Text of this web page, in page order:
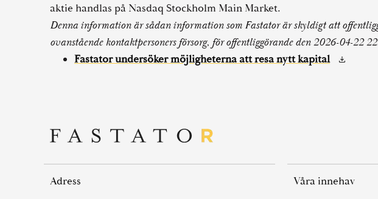
aktie handlas på Nasdaq Stockholm Main Market.
Denna information är sådan information som Fastator är skyldigt att
ovanstående kontaktpersoners försorg, för offentliggörande den 2026-04-22
Fastator undersöker möjligheterna att resa nytt kapital
Adress Våra innehav